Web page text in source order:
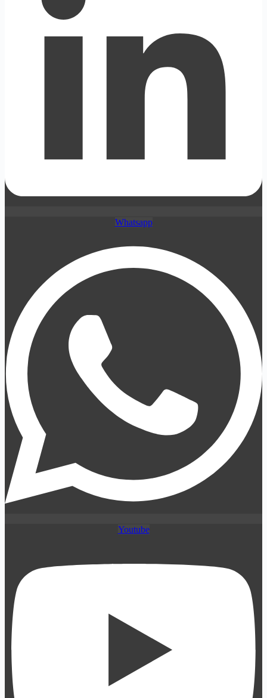
Whatsapp
Youtube